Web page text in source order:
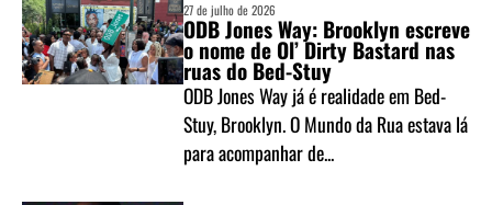
27 de julho de 2026
ODB Jones Way: Brooklyn escreve
o nome de Ol’ Dirty Bastard nas
ruas do Bed-Stuy
ODB Jones Way já é realidade em Bed-
Stuy, Brooklyn. O Mundo da Rua estava lá
para acompanhar de...